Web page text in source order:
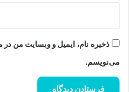
ذخیره نام، ایمیل و وبسایت من در
می‌نویسم.